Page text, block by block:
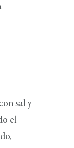
sal y
el